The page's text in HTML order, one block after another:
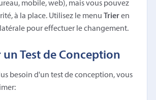
mobile, web), mais vous pouvez
à la place. Utilisez le menuTrieren
pour effectuer le changement.
Test de Conception
besoin d'un test de conception, vous